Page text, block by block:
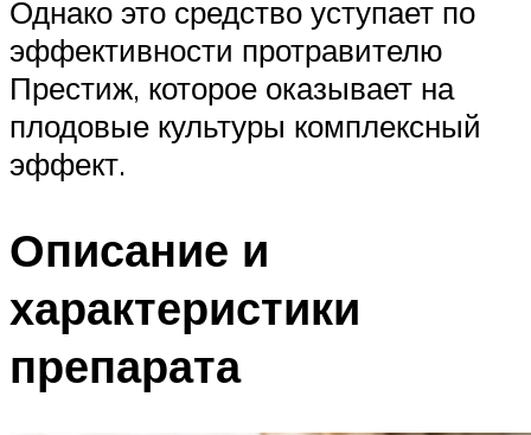
Однако это средство уступает по
эффективности протравителю
Престиж, которое оказывает на
плодовые культуры комплексный
эффект.
Описание и
характеристики
препарата